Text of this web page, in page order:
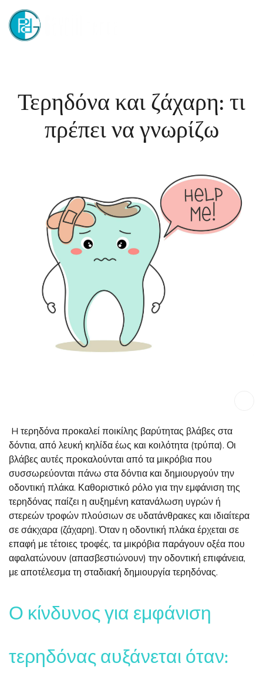
Τερηδόνα και ζάχαρη: τι
πρέπει να γνωρίζω
H τερηδόνα προκαλεί ποικίλης βαρύτητας βλάβες στα
δόντια, από λευκή κηλίδα έως και κοιλότητα (τρύπα). Οι
βλάβες αυτές προκαλούνται από τα μικρόβια που
συσσωρεύονται πάνω στα δόντια και δημιουργούν την
οδοντική πλάκα. Καθοριστικό ρόλο για την εμφάνιση της
τερηδόνας παίζει η αυξημένη κατανάλωση υγρών ή
στερεών τροφών πλούσιων σε υδατάνθρακες και ιδιαίτερα
σε σάκχαρα (ζάχαρη). Όταν η οδοντική πλάκα έρχεται σε
επαφή με τέτοιες τροφές, τα μικρόβια παράγουν οξέα που
αφαλατώνουν (απασβεστιώνουν) την οδοντική επιφάνεια,
με αποτέλεσμα τη σταδιακή δημιουργία τερηδόνας.
Ο κίνδυνος για εμφάνιση
τερηδόνας αυξάνεται όταν: